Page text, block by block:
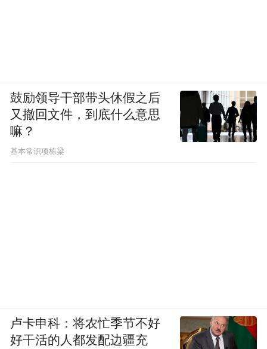
鼓励领导干部带头休假之后
又撤回文件，到底什么意思
嘛？
基本常识项栋梁
卢卡申科：将农忙季节不好
好干活的人都发配边疆充